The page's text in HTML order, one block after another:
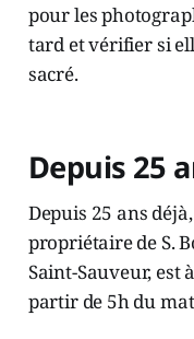
pour les
tard et vérifier si
sacré.
Depuis 25
Depuis 25 ans
propriétaire de S.
Saint-Sauveur, est
partir de 5h du